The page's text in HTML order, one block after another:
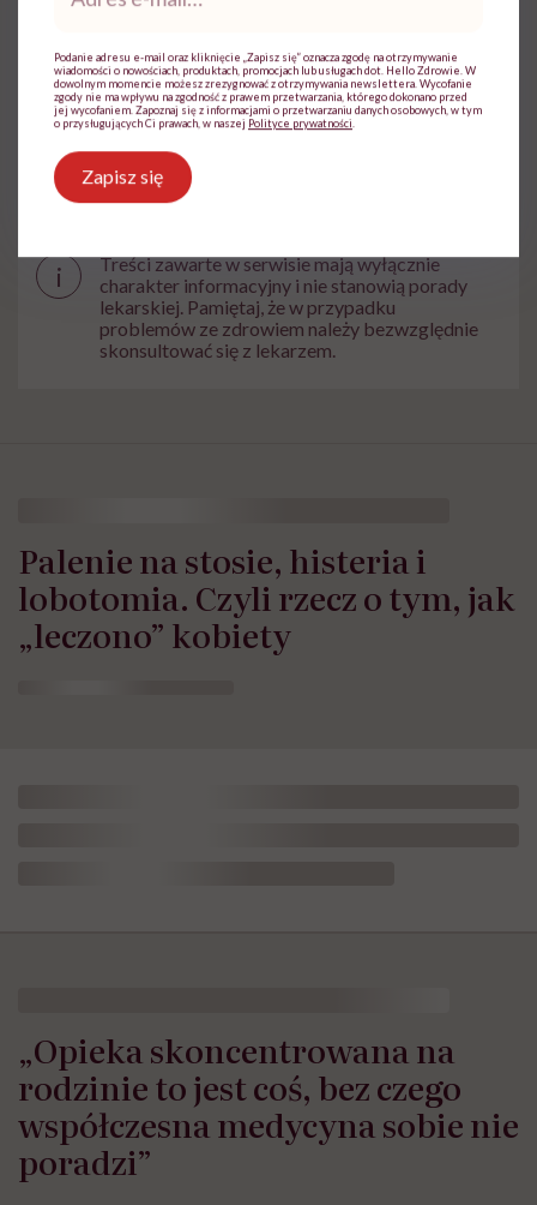
Powiązane tematy:
i
Treści zawarte w serwisie mają wyłącznie
charakter informacyjny i nie stanowią porady
lekarskiej. Pamiętaj, że w przypadku
problemów ze zdrowiem należy bezwzględnie
skonsultować się z lekarzem.
Palenie na stosie, histeria i
lobotomia. Czyli rzecz o tym, jak
„leczono” kobiety
„Opieka skoncentrowana na
rodzinie to jest coś, bez czego
współczesna medycyna sobie nie
poradzi”
mail*
Podanie adresu e-mail oraz kliknięcie „Zapisz się” oznacza zgodę na otrzymywanie
wiadomości o nowościach, produktach, promocjach lub usługach dot. Hello Zdrowie. W
dowolnym momencie możesz zrezygnować z otrzymywania newslettera. Wycofanie
zgody nie ma wpływu na zgodność z prawem przetwarzania, którego dokonano przed
jej wycofaniem. Zapoznaj się z informacjami o przetwarzaniu danych osobowych, w tym
o przysługujących Ci prawach, w naszej Polityce prywatności
Zapisz się